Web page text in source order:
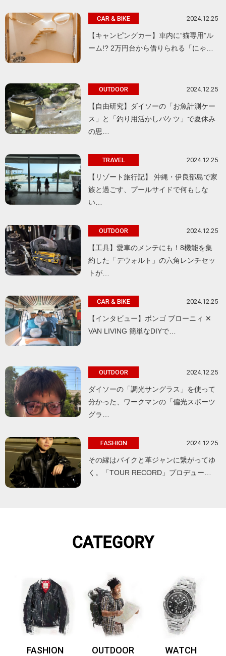
CAR & BIKE 2024.12.25
【キャンピングカー】車内に“猫専用”ル
ーム!? 2万円台から借りられる「にゃ…
OUTDOOR 2024.12.25
【自由研究】ダイソーの「お魚計測ケー
ス」と「釣り用活かしバケツ」で夏休み
の思…
TRAVEL 2024.12.25
【リゾート旅行記】 沖縄・伊良部島で家
族と過ごす、プールサイドで何もしな
い…
OUTDOOR 2024.12.25
【工具】愛車のメンテにも！8機能を集
約した「デウォルト」の六角レンチセッ
トが…
CAR & BIKE 2024.12.25
【インタビュー】ボンゴ ブローニィ ✕
VAN LIVING 簡単なDIYで…
OUTDOOR 2024.12.25
ダイソーの「調光サングラス」を使って
分かった、ワークマンの「偏光スポーツ
グラ…
FASHION 2024.12.25
その縁はバイクと革ジャンに繋がってゆ
く。「TOUR RECORD」プロデュー…
CATEGORY
FASHION OUTDOOR WATCH